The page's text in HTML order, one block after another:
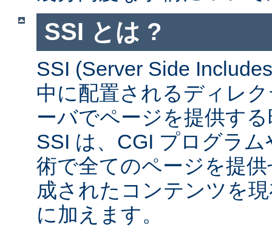
SSI とは ?
SSI (Server Side
中に配置されるディレ
ーバでページを提供す
SSI は、CGI プログラ
術で全てのページを提
成されたコンテンツを
に加えます。